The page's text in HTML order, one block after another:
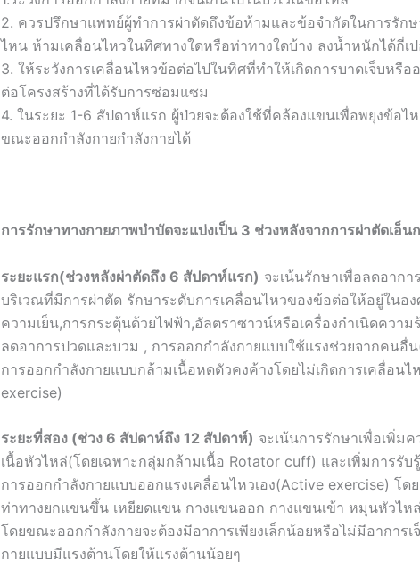
2. ควรปรึกษาแพทย์ผู้ทำการผ่าตัดถึงข้อห้ามและข้อจำกัดในการรักษ
ไหน ห้ามเคลื่อนไหวในทิศทางใดหรือท่าทางใดบ้าง ลงน้ำหนักได้กี่เ
3. ให้ระวังการเคลื่อนไหวข้อต่อไปในทิศที่ทำให้เกิดการบาดเจ็บหรือ
ต่อโครงสร้างที่ได้รับการซ่อมแซม
4. ในระยะ 1-6 สัปดาห์แรก ผู้ป่วยจะต้องใช้ที่คล้องแขนเพื่อพยุงข้อไ
ขณะออกกำลังกายกำลังกายได้
การรักษาทางกายภาพบำบัดจะแบ่งเป็น 3 ช่วงหลังจากการผ่าตัดเอ็น
ระยะแรก(ช่วงหลังผ่าตัดถึง 6 สัปดาห์แรก) จะเน้นรักษาเพื่อลดอาก
บริเวณที่มีการผ่าตัด รักษาระดับการเคลื่อนไหวของข้อต่อให้อยู่ในอ
ความเย็น,การกระตุ้นด้วยไฟฟ้า,อัลตราซาวน์หรือเครื่องกำเนิดควา
ลดอาการปวดและบวม , การออกกำลังกายแบบใช้แรงช่วยจากคนอื่น
การออกกำลังกายแบบกล้ามเนื้อหดตัวคงค้างโดยไม่เกิดการเคลื่อนไ
exercise)
ระยะที่สอง (ช่วง 6 สัปดาห์ถึง 12 สัปดาห์) จะเน้นการรักษาเพื่อเพิ่ม
เนื้อหัวไหล่(โดยเฉพาะกลุ่มกล้ามเนื้อ Rotator cuff) และเพิ่มการรับ
การออกกำลังกายแบบออกแรงเคลื่อนไหวเอง(Active exercise) โด
ท่าทางยกแขนขึ้น เหยียดแขน กางแขนออก กางแขนเข้า หมุนหัวไห
โดยขณะออกกำลังกายจะต้องมีอาการเพียงเล็กน้อยหรือไม่มีอาการเ
กายแบบมีแรงต้านโดยให้แรงต้านน้อยๆ